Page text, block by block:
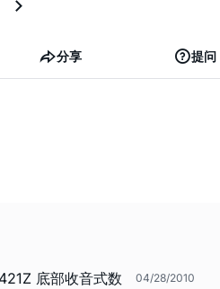
分享 提问
底部收音式数
04/28/2010